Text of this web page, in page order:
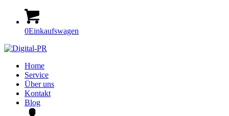
0Einkaufswagen
Home
Service
Über uns
Kontakt
Blog